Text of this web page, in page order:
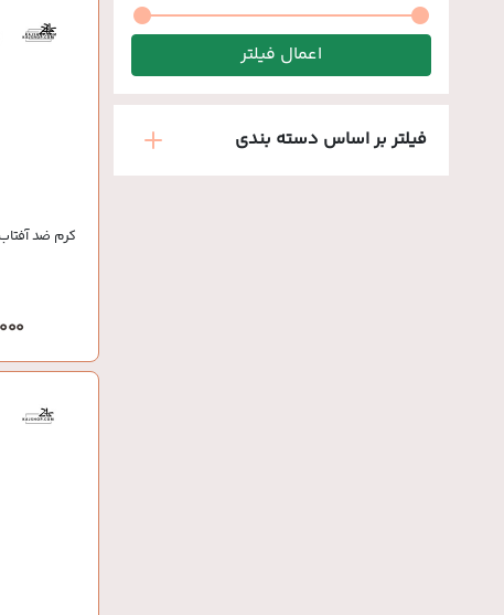
اعمال فیلتر
فیلتر بر اساس دسته بندی
کرم ضد